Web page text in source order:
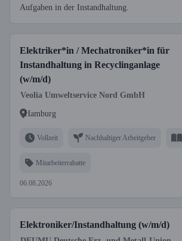
Aufgaben in der Instandhaltung.
Elektriker*in / Mechatroniker*in für
Instandhaltung in Recyclinganlage
(w/m/d)
Veolia Umweltservice Nord GmbH
Hamburg
Vollzeit Nachhaltiger Arbeitgeber
Mitarbeiterrabatte
06.08.2026
Elektroniker/Instandhaltung (w/m/d)